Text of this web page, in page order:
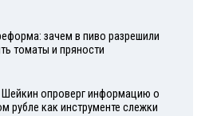
зачем в пиво разрешили
томаты и пряности
Шейкин опроверг информацию о
рубле как инструменте слежки